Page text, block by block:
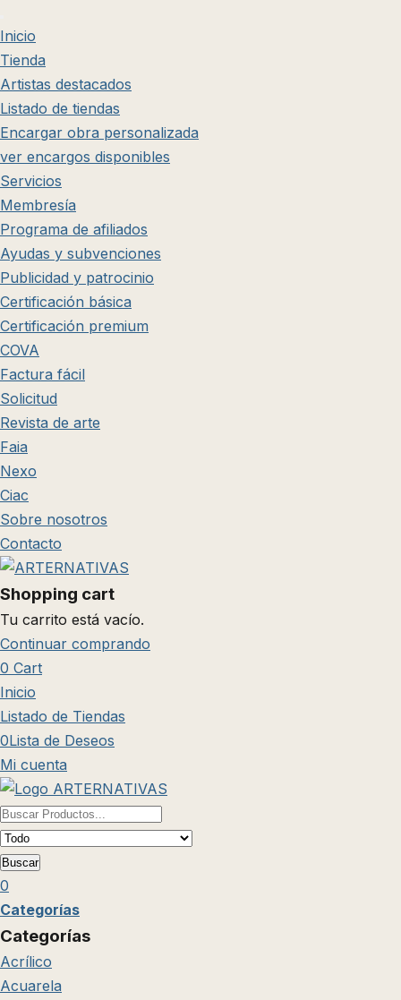
Inicio
Tienda
Artistas destacados
Listado de tiendas
Encargar obra personalizada
ver encargos disponibles
Servicios
Membresía
Programa de afiliados
Ayudas y subvenciones
Publicidad y patrocinio
Certificación básica
Certificación premium
COVA
Factura fácil
Solicitud
Revista de arte
Faia
Nexo
Ciac
Sobre nosotros
Contacto
Shopping cart
Tu carrito está vacío.
Continuar comprando
0 Cart
Inicio
Listado de Tiendas
0Lista de Deseos
Mi cuenta
Buscar
0
Categorías
Categorías
Acrílico
Acuarela